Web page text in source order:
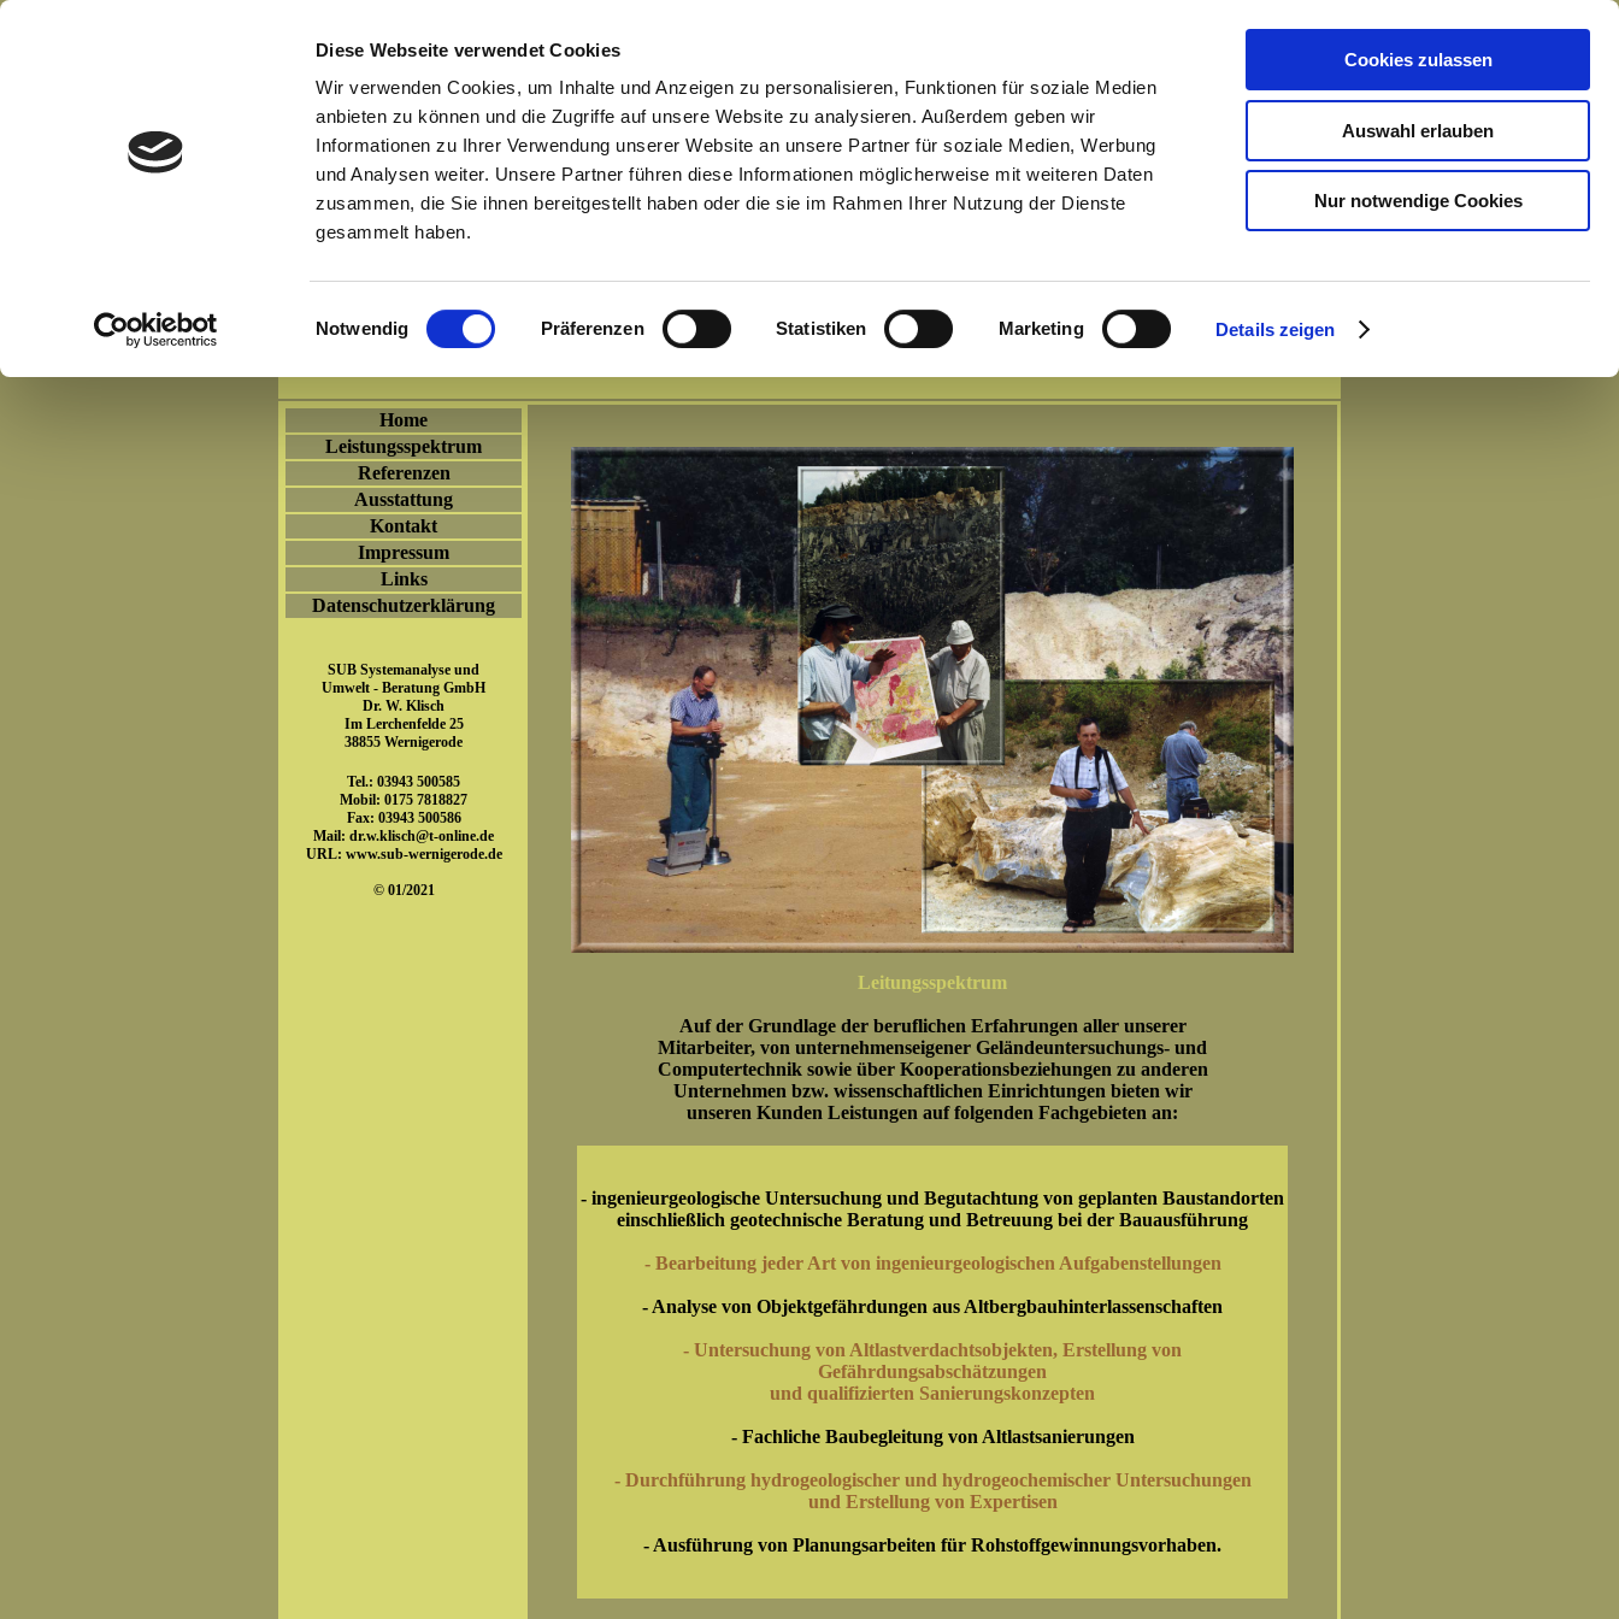
Diese Webseite verwendet Cookies
Wir verwenden Cookies, um Inhalte und Anzeigen zu personalisieren, Funktionen für soziale Medien
anbieten zu können und die Zugriffe auf unsere Website zu analysieren. Außerdem geben wir
Informationen zu Ihrer Verwendung unserer Website an unsere Partner für soziale Medien, Werbung
und Analysen weiter. Unsere Partner führen diese Informationen möglicherweise mit weiteren Daten
zusammen, die Sie ihnen bereitgestellt haben oder die sie im Rahmen Ihrer Nutzung der Dienste
gesammelt haben.
Einwilligungsauswahl
Notwendig Präferenzen Statistiken Marketing Details zeigen
Cookies zulassen
Auswahl erlauben
Nur notwendige Cookies
Leistungsspektrum Referenzen Ausstattung
Home
Leistungsspektrum
Referenzen
Ausstattung
Kontakt
Impressum
Links
Datenschutzerklärung
SUB Systemanalyse und
Umwelt - Beratung GmbH
Dr. W. Klisch
Im Lerchenfelde 25
38855 Wernigerode
Tel.: 03943 500585
Mobil: 0175 7818827
Fax: 03943 500586
Mail: dr.w.klisch@t-online.de
URL: www.sub-wernigerode.de
© 01/2021
Leitungsspektrum
Auf der Grundlage der beruflichen Erfahrungen aller unserer
Mitarbeiter, von unternehmenseigener Geländeuntersuchungs- und
Computertechnik sowie über Kooperationsbeziehungen zu anderen
Unternehmen bzw. wissenschaftlichen Einrichtungen bieten wir
unseren Kunden Leistungen auf folgenden Fachgebieten an:
- ingenieurgeologische Untersuchung und Begutachtung von geplanten Baustandorten
einschließlich geotechnische Beratung und Betreuung bei der Bauausführung
- Bearbeitung jeder Art von ingenieurgeologischen Aufgabenstellungen
- Analyse von Objektgefährdungen aus Altbergbauhinterlassenschaften
- Untersuchung von Altlastverdachtsobjekten, Erstellung von
Gefährdungsabschätzungen
und qualifizierten Sanierungskonzepten
- Fachliche Baubegleitung von Altlastsanierungen
- Durchführung hydrogeologischer und hydrogeochemischer Untersuchungen
und Erstellung von Expertisen
- Ausführung von Planungsarbeiten für Rohstoffgewinnungsvorhaben.